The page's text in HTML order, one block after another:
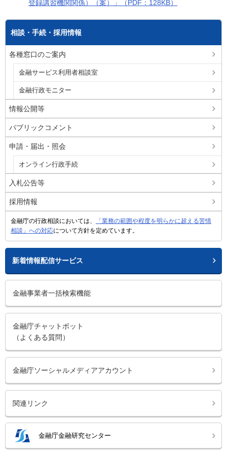
登録講習機関関係）（案）」（PDF：128KB）
相談・手続・採用情報
各種窓口のご案内
金融サービス利用者相談室
金融行政モニター
情報公開等
パブリックコメント
申請・届出・照会
オンライン行政手続
入札公告等
採用情報
金融庁の行政相談においては、
「業務の範囲や程度を明らかに超える苦情
相談」への対応について方針を定めています。
新着情報配信サービス
金融事業者一括検索機能
金融庁チャットボット
（よくある質問）
金融庁ソーシャルメディアアカウント
関連リンク
金融庁金融研究センター